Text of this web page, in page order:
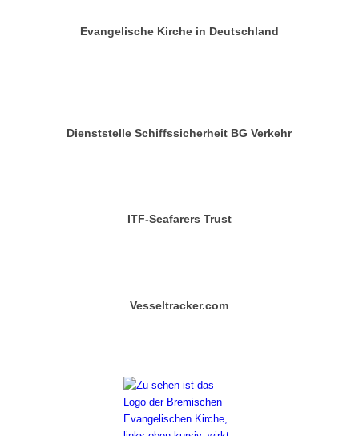
Evangelische Kirche in Deutschland
Dienststelle Schiffssicherheit BG Verkehr
ITF-Seafarers Trust
Vesseltracker.com